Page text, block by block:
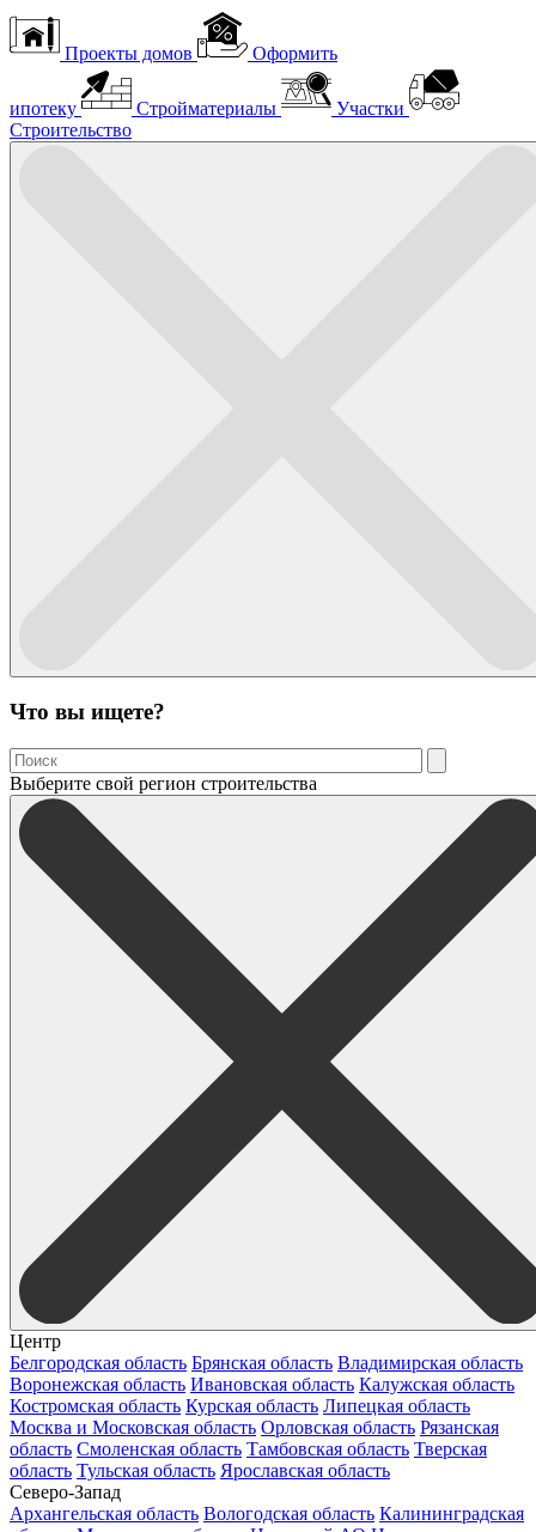
Проекты домов Оформить
ипотеку Стройматериалы
Участки
Строительство
Что вы ищете?
Выберите свой регион строительства
Центр
Белгородская область Брянская область Владимирская область
Воронежская область Ивановская область Калужская область
Костромская область Курская область Липецкая область
Москва и Московская область Орловская область Рязанская
область Смоленская область Тамбовская область Тверская
область Тульская область Ярославская область
Северо-Запад
Архангельская область Вологодская область Калининградская